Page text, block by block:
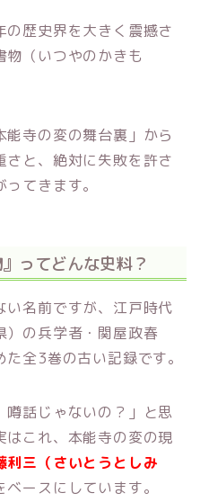
歴史界を大きく震撼さ
物（いつやのかきも
寺の変の舞台裏」から
さと、絶対に失敗を許さ
てきます。
ってどんな史料？
い名前ですが、江戸時代
）の兵学者・関屋政春
た全3巻の古い記録です。
噂話じゃないの？」と思
はこれ、本能寺の変の現
利三（さいとうとしみ
ースにしています。